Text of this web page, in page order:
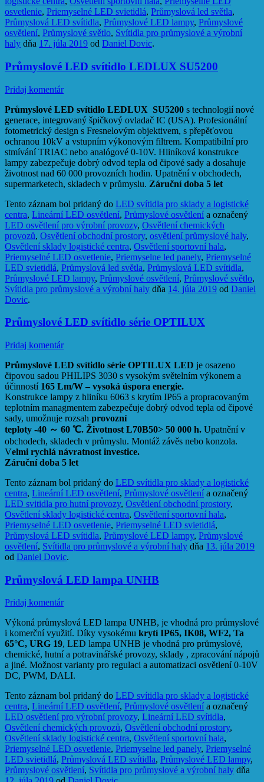
osvetlenie, Priemyselné LED svietidlá, Průmyslová led světla,
Průmyslová LED svítidla, Průmyslové LED lampy, Průmyslové
osvětlení, Průmyslové světlo, Svítidla pro průmyslové a výrobní
haly dňa 17. júla 2019 od Daniel Dovic.
Průmyslové LED svítidlo LEDLUX SU5200
Pridaj komentár
Průmyslové LED svítidlo LEDLUX SU5200 s technologií nové
generace, integrovaný špičkový ovladač IC (USA). Profesionální
fotometrický design s Fresnelovým objektivem, s přepěťovou
ochranou 10kV a vstupním výkonovým filtrem. Kompatibilní pro
stmívání TRIAC nebo analógové 0-10V. Hliníková konstrukce
lampy zabezpečuje dobrý odvod tepla od čipové sady a dosahuje
životnost nad 60 000 provozních hodin. Upatnění v obchodech,
supermarketech, skladech v průmyslu. Záruční doba 5 let
Tento záznam bol pridaný do LED svítidla pro sklady a logistické
centra, Lineární LED osvětlení, Průmyslové osvětlení a označený
LED osvětlení pro výrobní provozy, Osvětlení chemických
provozů, Osvětlení obchodní prostory, osvětlení průmyslové haly,
Osvětlení sklady logistické centra, Osvětlení sportovní hala,
Priemyselné LED osvetlenie, Priemyselne led panely, Priemyselné
LED svietidlá, Průmyslová led světla, Průmyslová LED svítidla,
Průmyslové LED lampy, Průmyslové osvětlení, Průmyslové světlo,
Svítidla pro průmyslové a výrobní haly dňa 14. júla 2019 od Daniel
Dovic.
Průmyslové LED svítidlo série OPTILUX
Pridaj komentár
Průmyslové LED svítidlo série OPTILUX LED je osazeno
čipovou sadou PHILIPS 3030 s vysokým světelním výkonem a
účinností 165 Lm/W – vysoká úspora energie.
Konstrukce lampy z hliníku 6063 s krytím IP65 a propracovaným
teplotním managmentem zabezpečuje dobrý odvod tepla od čipové
sady, umožnuje rozsah provozní
teploty -40 ～ 60 ℃. Životnost L70B50> 50 000 h. Upatnění v
obchodech, skladech v průmyslu. Montáž závěs nebo konzola.
Velmi rychlá návratnost investice.
Záruční doba 5 let
Tento záznam bol pridaný do LED svítidla pro sklady a logistické
centra, Lineární LED osvětlení, Průmyslové osvětlení a označený
LED svitidla pro hutní provozy, Osvětlení obchodní prostory,
Osvětlení sklady logistické centra, Osvětlení sportovní hala,
Priemyselné LED osvetlenie, Priemyselné LED svietidlá,
Průmyslová LED svítidla, Průmyslové LED lampy, Průmyslové
osvětlení, Svítidla pro průmyslové a výrobní haly dňa 13. júla 2019
od Daniel Dovic.
Průmyslová LED lampa UNHB
Pridaj komentár
Výkoná průmyslová LED lampa UNHB, je vhodná pro průmyslové
i komerční využití. Díky vysokému krytí IP65, IK08, WF2, Ta
65°C, URG 19, LED lampa UNHB je vhodná pro průmyslové,
chemické, hutní a potravinářské provozy, sklady , zpracování nápojů
a jiné. Možnost varianty pro regulaci a automatizaci osvětlení 0-10V
DC, PWM, DALI.
Tento záznam bol pridaný do LED svítidla pro sklady a logistické
centra, Lineární LED osvětlení, Průmyslové osvětlení a označený
LED osvětlení pro výrobní provozy, Lineární LED svítidla,
Osvětlení chemických provozů, Osvětlení obchodní prostory,
Osvětlení sklady logistické centra, Osvětlení sportovní hala,
Priemyselné LED osvetlenie, Priemyselne led panely, Priemyselné
LED svietidlá, Průmyslová LED svítidla, Průmyslové LED lampy,
Průmyslové osvětlení, Svítidla pro průmyslové a výrobní haly dňa